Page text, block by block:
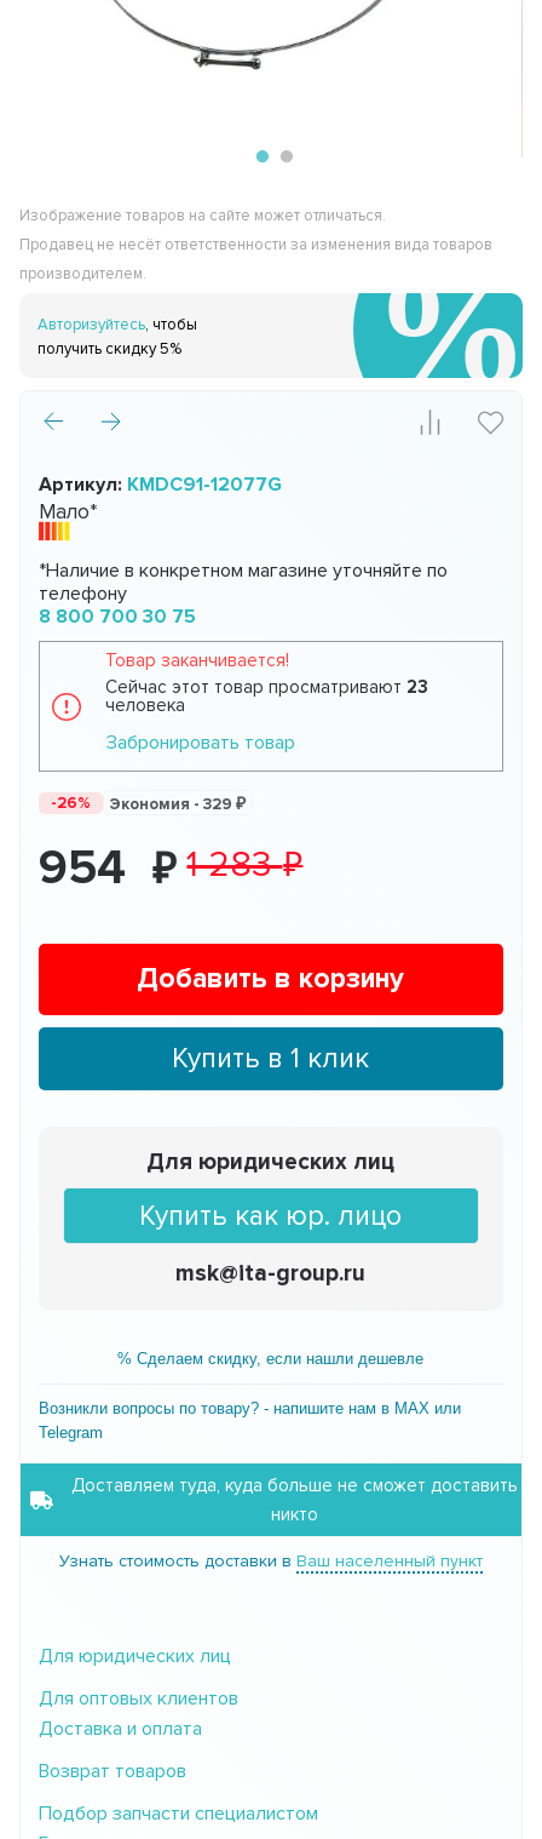
Изображение товаров на сайте может отличаться.
Продавец не несёт ответственности за изменения вида товаров
производителем.
Авторизуйтесь, чтобы
получить скидку 5%
Артикул: KMDC91-12077G
Мало*
*Наличие в конкретном магазине уточняйте по
телефону
8 800 700 30 75
Товар заканчивается!
Сейчас этот товар просматривают 23
человека
Забронировать товар
-26% Экономия -329
954 1 283
Добавить в корзину
Купить в 1 клик
Для юридических лиц
Купить как юр. лицо
msk@ita-group.ru
% Сделаем скидку, если нашли дешевле
Возникли вопросы по товару? - напишите нам в MAX или
Telegram
Доставляем туда, куда больше не сможет доставить
никто
Узнать стоимость доставки в Ваш населенный пункт
Для юридических лиц
Для оптовых клиентов
Доставка и оплата
Возврат товаров
Подбор запчасти специалистом